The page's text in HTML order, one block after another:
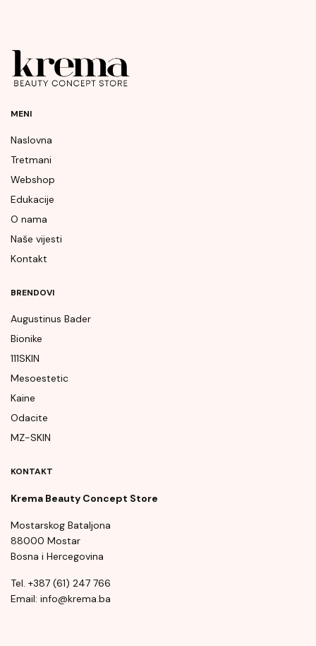
MENI
Naslovna
Tretmani
Webshop
Edukacije
O nama
Naše vijesti
Kontakt
BRENDOVI
Augustinus Bader
Bionike
111SKIN
Mesoestetic
Kaine
Odacite
MZ-SKIN
KONTAKT
Krema Beauty Concept Store
Mostarskog Bataljona
88000 Mostar
Bosna i Hercegovina
Tel. +387 (61) 247 766
Email: info@krema.ba